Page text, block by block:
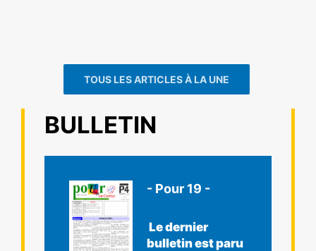
TOUS LES ARTICLES À LA UNE
BULLETIN
- Pour 19 -
Le dernier
bulletin est paru